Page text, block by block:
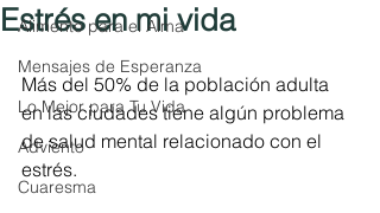
Alimento para el Alma
Mensajes de Esperanza
Lo Mejor para Tu Vida
Adviento
Cuaresma
Estrés en mi vida
Más del 50% de la población adulta
en las ciudades tiene algún problema
de salud mental relacionado con el
estrés.